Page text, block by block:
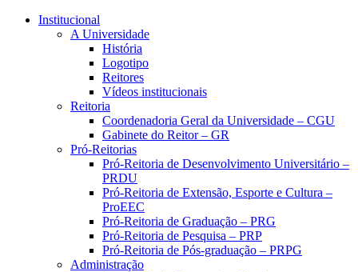
Conteúdo principal
Institucional
A Universidade
História
Logotipo
Reitores
Vídeos institucionais
Reitoria
Coordenadoria Geral da Universidade – CGU
Gabinete do Reitor – GR
Pró-Reitorias
Pró-Reitoria de Desenvolvimento Universitário –
PRDU
Pró-Reitoria de Extensão, Esporte e Cultura –
ProEEC
Pró-Reitoria de Graduação – PRG
Pró-Reitoria de Pesquisa – PRP
Pró-Reitoria de Pós-graduação – PRPG
Administração